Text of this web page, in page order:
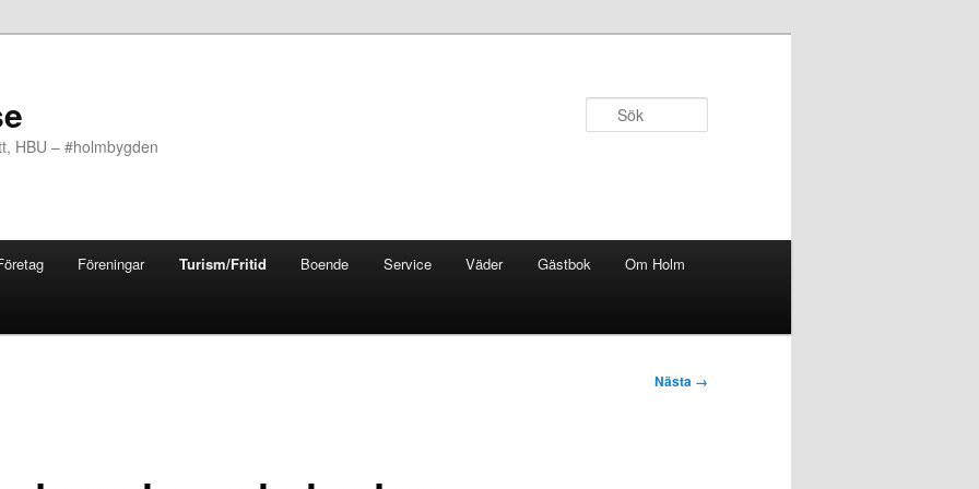
HBU – #holmbygden
Föreningar Turism/Fritid Boende Service Väder Gästbok Om Holm
Nästa →